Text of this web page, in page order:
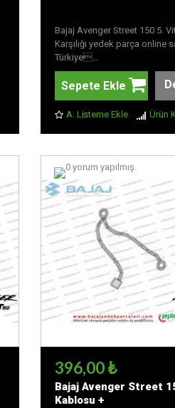
Bajaj Avenger Street 150 5.
Karşılığı yedek parça online
Türkiye...
Sepete Ekle
A. Listeme Ekle Ürün
396,00 ₺
Bajaj Avenger Street
Kablosu +